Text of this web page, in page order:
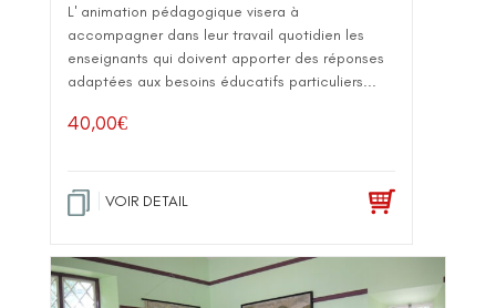
L' animation pédagogique visera à
accompagner dans leur travail quotidien les
enseignants qui doivent apporter des réponses
adaptées aux besoins éducatifs particuliers...
40,00€
VOIR DETAIL